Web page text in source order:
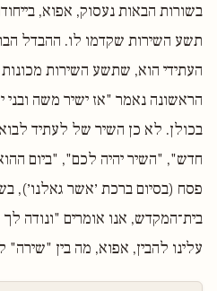
בשורות הבאות נעסוק, אפוא,
תשע השירות שקדמו לו. ההבדל
העתידי הוא, שתשע השירות
הראשונה נאמר "אז ישיר משה
בכולן. לא כן השיר של לעתיד
חדש", "השיר יהיה לכם", "ביום
פסח (בסיום ברכת ׳אשר גאלנו׳),
בית־המקדש, אנו אומרים "ונודה
עלינו להבין, אפוא, מה בין "שירה"